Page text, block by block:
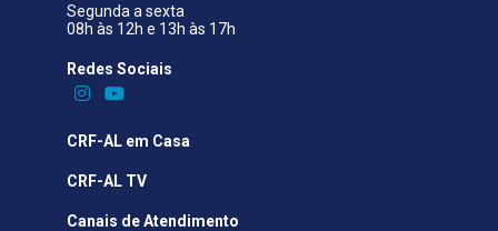
Segunda a sexta
08h às 12h e 13h às 17h
Redes Sociais​
CRF-AL em Casa
CRF-AL TV
Canais de Atendimento